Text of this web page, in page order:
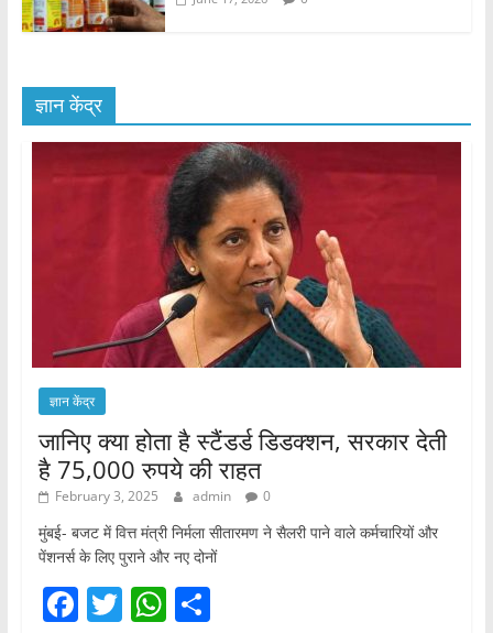
ज्ञान केंद्र
ज्ञान केंद्र
जानिए क्या होता है स्टैंडर्ड डिडक्शन, सरकार देती
है 75,000 रुपये की राहत
February 3, 2025 admin 0
मुंबई- बजट में वित्त मंत्री निर्मला सीतारमण ने सैलरी पाने वाले कर्मचारियों और
पेंशनर्स के लिए पुराने और नए दोनों
F T W S